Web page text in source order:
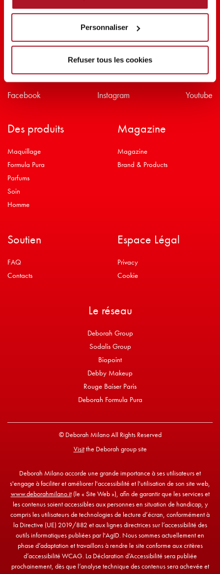
Personnaliser
Refuser tous les cookies
Suivez-nous sur
Facebook Instagram Youtube
Des produits
Maquillage
Formula Pura
Parfums
Soin
Homme
Magazine
Magazine
Brand & Products
Soutien
FAQ
Contacts
Espace Légal
Privacy
Cookie
Le réseau
Deborah Group
Sodalis Group
Biopoint
Debby Makeup
Rouge Baiser Paris
Deborah Formula Pura
© Deborah Milano All Rights Reserved
Visitthe Deborah group site
Deborah Milano accorde une grande importance à ses utilisateurs et
s'engage à faciliter et améliorer l'accessibilité et l'utilisation de son site web,
www.deborahmilano.it(le « Site Web »), afin de garantir que les services et
les contenus soient accessibles aux personnes en situation de handicap, y
compris les utilisateurs de technologies de lecture d’écran, conformément à
la Directive (UE) 2019/882 et aux lignes directrices sur l’accessibilité des
outils informatiques publiées par l'AgID. Nous sommes actuellement en
phase d’adaptation et travaillons à rendre le site conforme aux critères
d’accessibilité WCAG. La Déclaration d’Accessibilité sera publiée
prochainement, dès que l’analyse technique des contenus sera achevée et